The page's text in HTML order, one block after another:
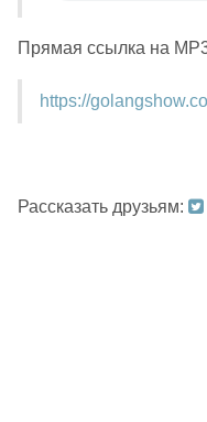
Прямая ссылка на
https://
Рассказать друзьям: